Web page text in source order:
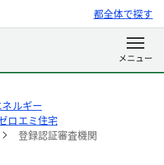
都全体で探す
ルギー
ロエミ住宅
登録認証審査機関